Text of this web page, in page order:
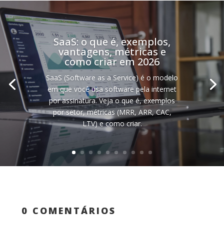
SaaS: o que é, exemplos,
vantagens, métricas e
como criar em 2026
SaaS (Software as a Service) é o modelo
em que você usa software pela internet
por assinatura. Veja o que é, exemplos
por setor, métricas (MRR, ARR, CAC,
LTV) e como criar.
0 COMENTÁRIOS